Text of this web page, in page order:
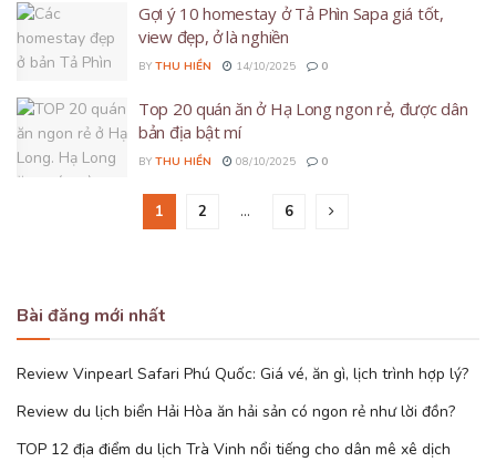
Gợi ý 10 homestay ở Tả Phìn Sapa giá tốt,
view đẹp, ở là nghiền
BY THU HIỀN 14/10/2025 0
Top 20 quán ăn ở Hạ Long ngon rẻ, được dân
bản địa bật mí
BY THU HIỀN 08/10/2025 0
1 2 … 6
Bài đăng mới nhất
Review Vinpearl Safari Phú Quốc: Giá vé, ăn gì, lịch trình hợp lý?
Review du lịch biển Hải Hòa ăn hải sản có ngon rẻ như lời đồn?
TOP 12 địa điểm du lịch Trà Vinh nổi tiếng cho dân mê xê dịch